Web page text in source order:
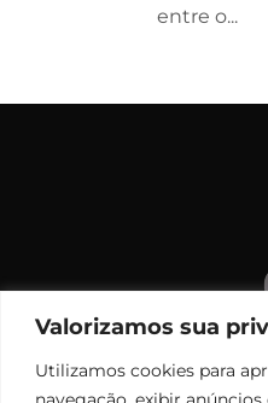
Valorizamos sua
Utilizamos cookies para
entre o...